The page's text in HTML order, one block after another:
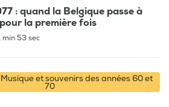
: quand la Belgique passe à
la première fois
min 53 sec
et souvenirs des années 60 et
70